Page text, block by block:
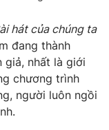
hát của chúng ta
đang thành
giả, nhất là giới
chương trình
người luôn ngồi